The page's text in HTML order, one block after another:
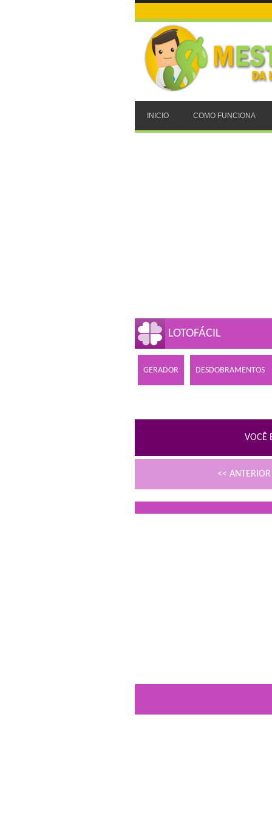
INICIO COMO FUNCIONA
LOTOFÁCIL
GERADOR DESDOBRAMENTOS
VOCÊ
<<